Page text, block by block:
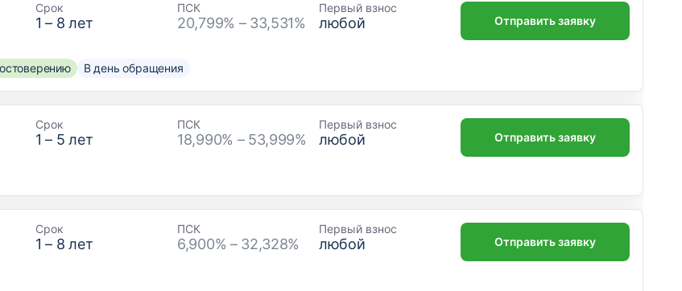
Срок
1 – 8 лет
ПСК
20,799% – 33,531%
Первый взнос
любой
В день обращения
Отправить заявку
Срок
1 – 5 лет
ПСК
18,990% – 53,999%
Первый взнос
любой Отправить заявку
Срок
1 – 8 лет
ПСК
6,900% – 32,328%
Первый взнос
любой Отправить заявку